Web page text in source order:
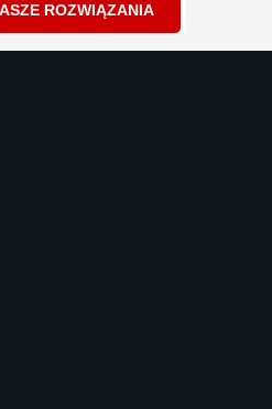
ROZWIĄZANIA